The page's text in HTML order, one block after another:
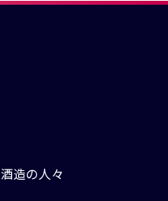
酒造の人々